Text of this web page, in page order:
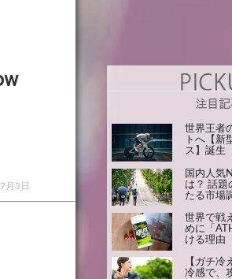
月3日
世界王者
トへ【新
ス】誕生
国内人気
は？ 話題
たる市場
世界で戦
めに「
ける理由
【ガチ冷
冷感で、